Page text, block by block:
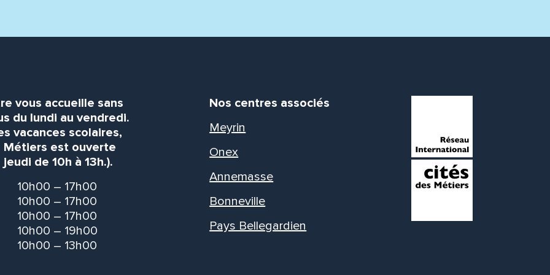
vous accueille sans
du lundi au vendredi.
vacances scolaires,
Métiers est ouverte
de 10h à 13h.).
10h00 – 17h00
10h00 – 17h00
10h00 – 17h00
10h00 – 19h00
10h00 – 13h00
Nos centres associés
Meyrin
Onex
Annemasse
Bonneville
Pays Bellegardien